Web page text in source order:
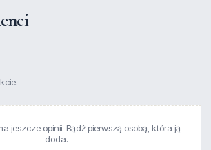
jeszcze opinii. Bądź pierwszą osobą, która ją
doda.